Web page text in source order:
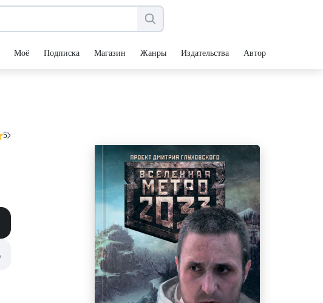
Моё Подписка Магазин Жанры Издательства Авторы
5